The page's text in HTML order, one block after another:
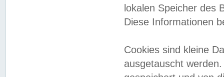
lokalen Speicher des
Diese Informationen
Cookies sind kleine
ausgetauscht